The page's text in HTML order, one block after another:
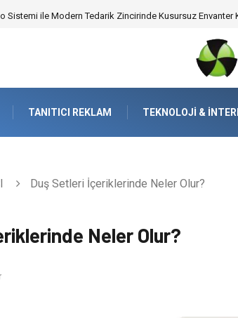
Sistemi ile Modern Tedarik Zincirinde Kusursuz Envanter
TANITICI REKLAM TEKNOLOJI &
Duş Setleri İçeriklerinde Neler Olur?
Neler Olur?